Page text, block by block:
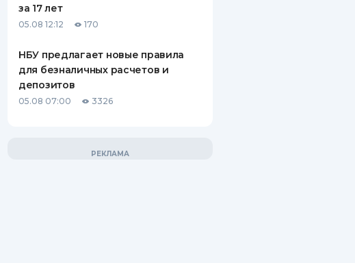
за 17 лет
05.08 12:12 170
НБУ предлагает новые правила
для безналичных расчетов и
депозитов
05.08 07:00 3326